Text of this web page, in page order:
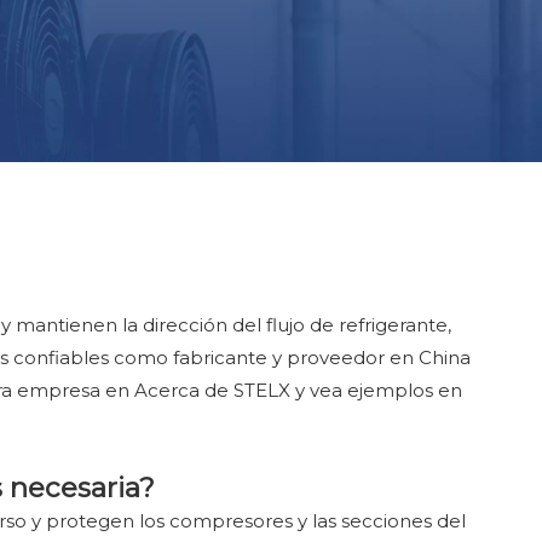
mantienen la dirección del flujo de refrigerante,
confiables como fabricante y proveedor en China
empresa en Acerca de STELX y vea ejemplos en
y protegen los compresores y las secciones del